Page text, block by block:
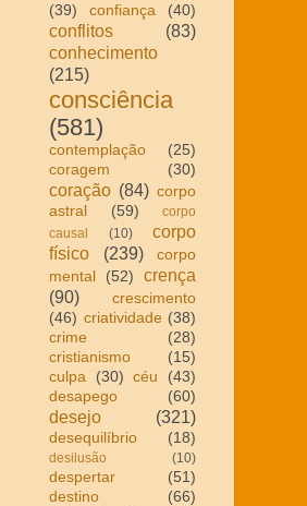
(39)
confiança (40)
conflitos
(83)
conhecimento
(215)
consciência
(581)
contemplação
(25)
coragem
(30)
coração (84) corpo
astral
(59)
corpo
causal
(10)
corpo
físico
(239)
corpo
mental
(52)
crença
(90)
crescimento
(46) criatividade (38)
crime
(28)
cristianismo
(15)
culpa
(30) céu
(43)
desapego
(60)
desejo (321)
desequilíbrio (18)
desilusão (10)
despertar
(51)
destino
(66)